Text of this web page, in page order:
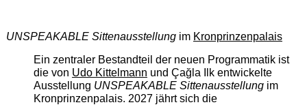
UNSPEAKABLE Sittenausstellungim Kronprinzenpalais
Ein zentraler Bestandteil der neuen Programmatik ist
die von Udo Kittelmann und Çağla Ilk entwickelte
Ausstellung UNSPEAKABLE Sittenausstellungim
Kronprinzenpalais. 2027 jährt sich die